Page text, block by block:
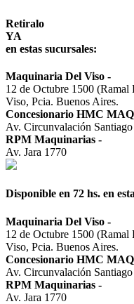
Retiralo
YA
en estas sucursales:
Maquinaria Del Viso -
12 de Octubre 1500 (Ramal
Viso, Pcia. Buenos Aires.
Concesionario HMC
Av. Circunvalación
RPM Maquinarias -
Av. Jara 1770
Disponible en 72 hs. en
Maquinaria Del Viso -
12 de Octubre 1500 (Ramal
Viso, Pcia. Buenos Aires.
Concesionario HMC
Av. Circunvalación
RPM Maquinarias -
Av. Jara 1770